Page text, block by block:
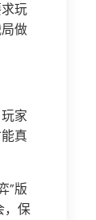
玩
做
家
真
”版
，保